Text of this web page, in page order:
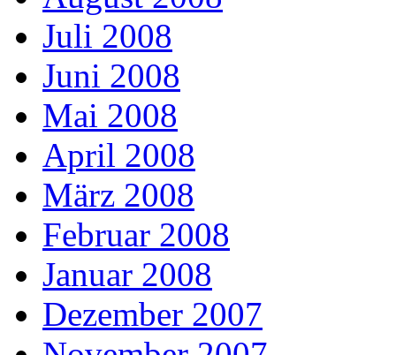
Juli 2008
Juni 2008
Mai 2008
April 2008
März 2008
Februar 2008
Januar 2008
Dezember 2007